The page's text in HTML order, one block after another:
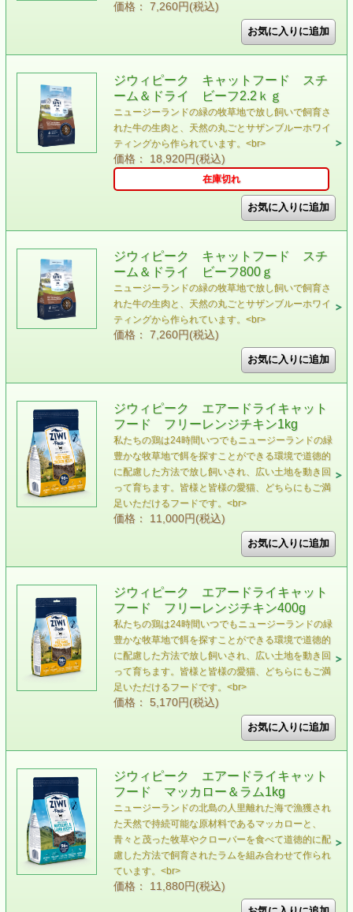
価格： 7,260円(税込)
ジウィピーク キャットフード スチ
ーム＆ドライ ビーフ2.2ｋｇ
ニュージーランドの緑の牧草地で放し飼いで飼育さ
れた⽜の⽣⾁と、天然の丸ごとサザンブルーホワイ
ティングから作られています。<br>
価格： 18,920円(税込)
在庫切れ
ジウィピーク キャットフード スチ
ーム＆ドライ ビーフ800ｇ
ニュージーランドの緑の牧草地で放し飼いで飼育さ
れた⽜の⽣⾁と、天然の丸ごとサザンブルーホワイ
ティングから作られています。<br>
価格： 7,260円(税込)
ジウィピーク エアードライキャット
フード フリーレンジチキン1kg
私たちの鶏は24時間いつでもニュージーランドの緑
豊かな牧草地で餌を探すことができる環境で道徳的
に配慮した方法で放し飼いされ、広い土地を動き回
って育ちます。皆様と皆様の愛猫、どちらにもご満
足いただけるフードです。<br>
価格： 11,000円(税込)
ジウィピーク エアードライキャット
フード フリーレンジチキン400g
私たちの鶏は24時間いつでもニュージーランドの緑
豊かな牧草地で餌を探すことができる環境で道徳的
に配慮した方法で放し飼いされ、広い土地を動き回
って育ちます。皆様と皆様の愛猫、どちらにもご満
足いただけるフードです。<br>
価格： 5,170円(税込)
ジウィピーク エアードライキャット
フード マッカロー＆ラム1kg
ニュージーランドの北島の人里離れた海で漁獲され
た天然で持続可能な原材料であるマッカローと、
青々と茂った牧草やクローバーを食べて道徳的に配
慮した方法で飼育されたラムを組み合わせて作られ
ています。<br>
価格： 11,880円(税込)